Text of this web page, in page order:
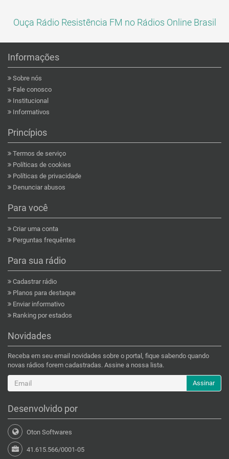
Ouça Rádio Resistência FM no Rádios Online Brasil
Informações
Sobre nós
Fale conosco
Institucional
Informativos
Princípios
Termos de serviço
Políticas de cookies
Políticas de privacidade
Denunciar abusos
Para você
Criar uma conta
Perguntas frequêntes
Para sua rádio
Cadastrar rádio
Planos para destaque
Enviar informativo
Ranking por estados
Novidades
Receba em seu email novidades sobre o portal, fique sabendo quando
novas rádios forem cadastradas. Assine a nossa lista.
Assinar
Desenvolvido por
Oton Softwares
41.615.566/0001-05